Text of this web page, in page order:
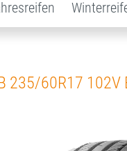
235/60R17 102V